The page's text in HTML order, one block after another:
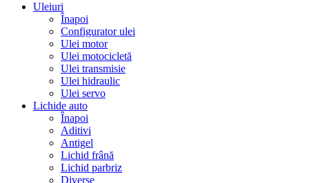
Uleiuri
Înapoi
Configurator ulei
Ulei motor
Ulei motocicletă
Ulei transmisie
Ulei hidraulic
Ulei servo
Lichide auto
Înapoi
Aditivi
Antigel
Lichid frână
Lichid parbriz
Diverse